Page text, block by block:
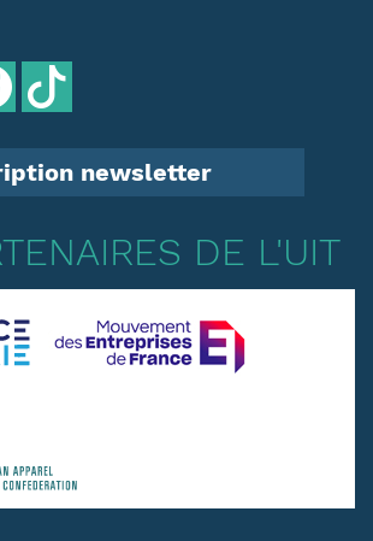
newsletter
DE L'UIT